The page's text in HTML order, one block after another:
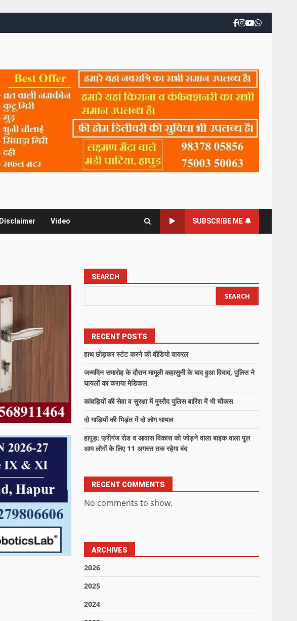
Disclaimer Video SUBSCRIBE ME 🔔
SEARCH
SEARCH
RECENT POSTS
हाथ छोड़कर स्टंट करने की वीडियो वायरल
जन्मदिन समारोह के दौरान मामूली कहासुनी के बाद हुआ विवाद, पुलिस ने
घायलों का कराया मेडिकल
कांवड़ियों की सेवा व सुरक्षा में मुस्तैद पुलिस बारिश में भी चौकस
दो गाड़ियों की भिड़ंत में दो लोग घायल
हापुड़: फ्रीगंज रोड व आवास विकास को जोड़ने वाला बाइक वाला पुल
आम लोगों के लिए 11 अगस्त तक रहेगा बंद
RECENT COMMENTS
No comments to show.
ARCHIVES
2026
2025
2024